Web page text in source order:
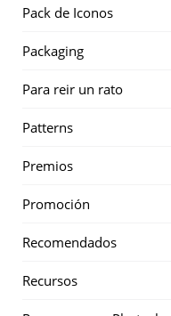
Pack de Iconos
Packaging
Para reir un rato
Patterns
Premios
Promoción
Recomendados
Recursos